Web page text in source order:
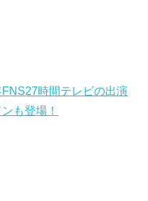
時間テレビの出演
も登場！